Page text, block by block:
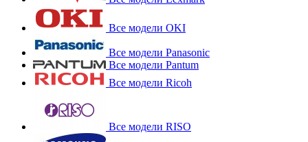
Все модели OKI
Все модели Panasonic
Все модели Pantum
Все модели Ricoh
Все модели RISO